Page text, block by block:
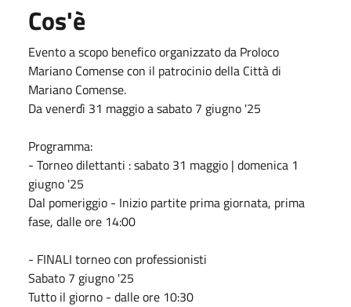
Cos'è
Evento a scopo benefico organizzato da Proloco
Mariano Comense con il patrocinio della Città di
Mariano Comense.
Da venerdì 31 maggio a sabato 7 giugno '25
Programma:
- Torneo dilettanti : sabato 31 maggio | domenica 1
giugno '25
Dal pomeriggio - Inizio partite prima giornata, prima
fase, dalle ore 14:00
- FINALI torneo con professionisti
Sabato 7 giugno '25
Tutto il giorno - dalle ore 10:30